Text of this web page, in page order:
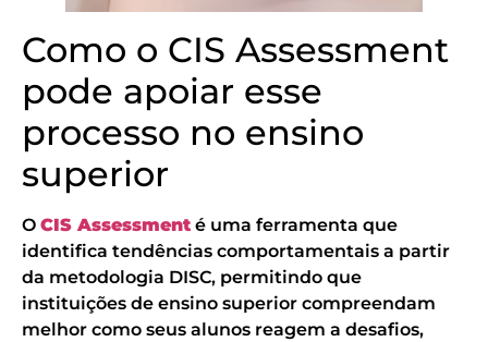
Como o CIS Assessment
pode apoiar esse
processo no ensino
superior
O CIS Assessment é uma ferramenta que
identifica tendências comportamentais a partir
da metodologia DISC, permitindo que
instituições de ensino superior compreendam
melhor como seus alunos reagem a desafios,